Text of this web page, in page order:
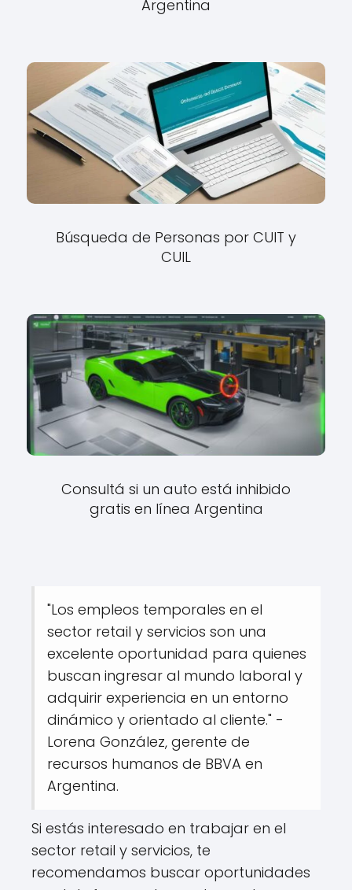
Argentina
Búsqueda de Personas por CUIT y
CUIL
Consultá si un auto está inhibido
gratis en línea Argentina
"Los empleos temporales en el
sector retail y servicios son una
excelente oportunidad para quienes
buscan ingresar al mundo laboral y
adquirir experiencia en un entorno
dinámico y orientado al cliente." -
Lorena González, gerente de
recursos humanos de BBVA en
Argentina.
Si estás interesado en trabajar en el
sector retail y servicios, te
recomendamos buscar oportunidades